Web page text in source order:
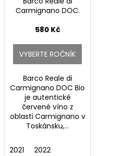
Carmignano DOC.
580 Kč
VYBERTE ROČNÍK
Barco Reale di
Carmignano DOC Bio
je autentické
červené víno z
oblasti Carmignano v
Toskánsku,...
2021 2022